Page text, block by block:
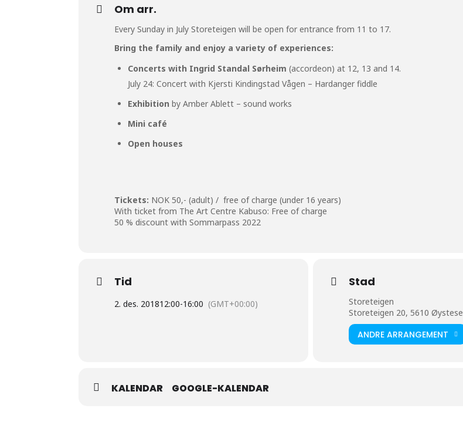
Om arr.
Every Sunday in July Storeteigen will be open for entrance from 11 to 17.
Bring the family and enjoy a variety of experiences:
Concerts with Ingrid Standal Sørheim (accordeon) at 12, 13 and 14.
July 24: Concert with Kjersti Kindingstad Vågen – Hardanger fiddle
Exhibition by Amber Ablett – sound works
Mini café
Open houses
Tickets: NOK 50,- (adult) / free of charge (under 16 years)
With ticket from The Art Centre Kabuso: Free of charge
50 % discount with Sommarpass 2022
Tid
2. des. 201812:00-16:00 (GMT+00:00)
Stad
Storeteigen
Storeteigen 20, 5610 Øystese
ANDRE ARRANGEMENT
KALENDAR GOOGLE-KALENDAR